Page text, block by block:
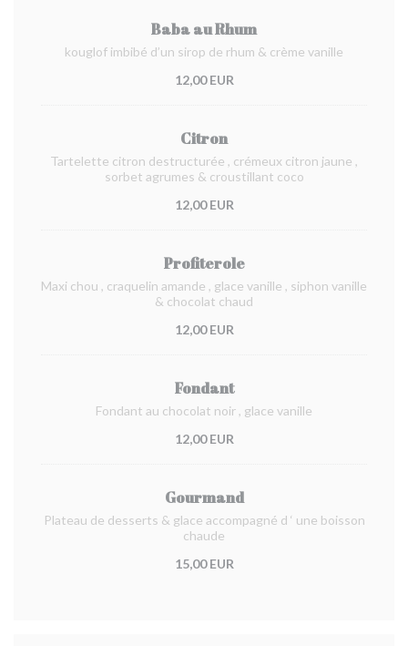
Baba au Rhum
kouglof imbibé d’un sirop de rhum & crème vanille
12,00 EUR
Citron
Tartelette citron destructurée , crémeux citron jaune ,
sorbet agrumes & croustillant coco
12,00 EUR
Profiterole
Maxi chou , craquelin amande , glace vanille , siphon vanille
& chocolat chaud
12,00 EUR
Fondant
Fondant au chocolat noir , glace vanille
12,00 EUR
Gourmand
Plateau de desserts & glace accompagné d ‘ une boisson
chaude
15,00 EUR